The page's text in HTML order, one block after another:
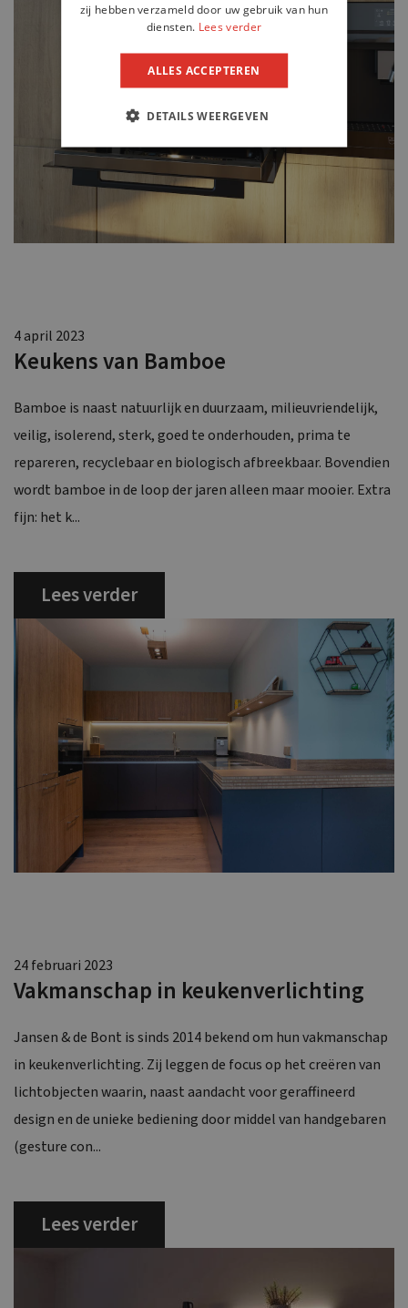
4 april 2023
Keukens van Bamboe
Bamboe is naast natuurlijk en duurzaam, milieuvriendelijk,
veilig, isolerend, sterk, goed te onderhouden, prima te
repareren, recyclebaar en biologisch afbreekbaar. Bovendien
wordt bamboe in de loop der jaren alleen maar mooier. Extra
fijn: het k...
Lees verder
24 februari 2023
Vakmanschap in keukenverlichting
Jansen & de Bont is sinds 2014 bekend om hun vakmanschap
in keukenverlichting. Zij leggen de focus op het creëren van
lichtobjecten waarin, naast aandacht voor geraffineerd
design en de unieke bediening door middel van hand­gebaren
(gesture con...
Lees verder
zij hebben verzameld door uw gebruik van hun
diensten. Lees verder
ALLES ACCEPTEREN
DETAILS WEERGEVEN